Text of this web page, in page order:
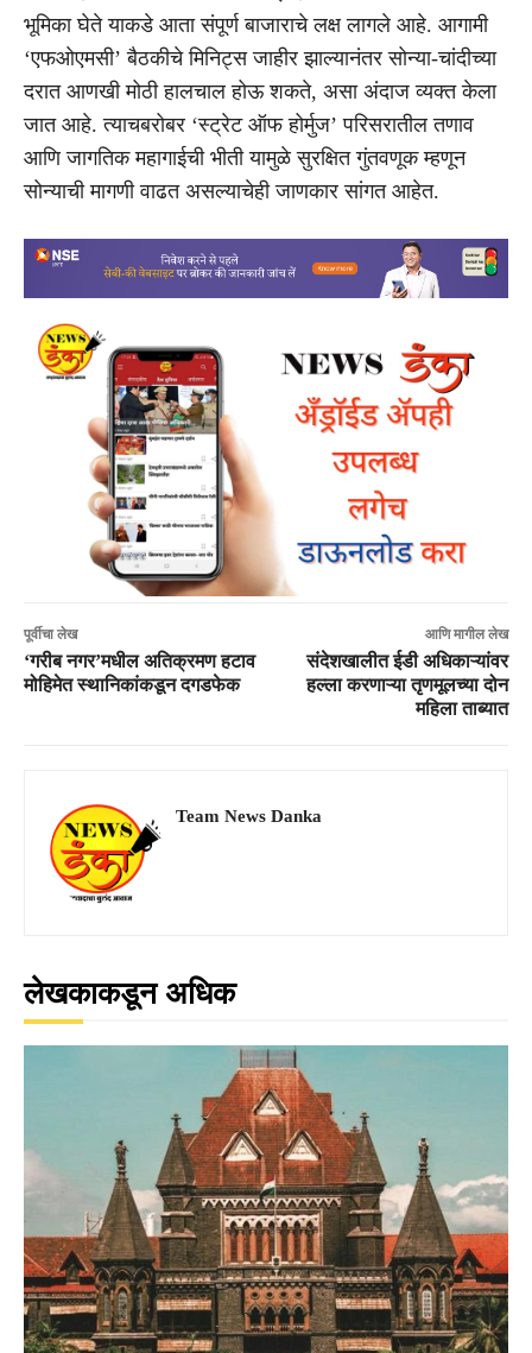
भूमिका घेते याकडे आता संपूर्ण बाजाराचे लक्ष लागले आहे. आगामी
‘एफओएमसी’ बैठकीचे मिनिट्स जाहीर झाल्यानंतर सोन्या-चांदीच्या
दरात आणखी मोठी हालचाल होऊ शकते, असा अंदाज व्यक्त केला
जात आहे. त्याचबरोबर ‘स्ट्रेट ऑफ होर्मुज’ परिसरातील तणाव
आणि जागतिक महागाईची भीती यामुळे सुरक्षित गुंतवणूक म्हणून
सोन्याची मागणी वाढत असल्याचेही जाणकार सांगत आहेत.
पूर्वीचा लेख
‘गरीब नगर’मधील अतिक्रमण हटाव
मोहिमेत स्थानिकांकडून दगडफेक
आणि मागील लेख
संदेशखालीत ईडी अधिकाऱ्यांवर
हल्ला करणाऱ्या तृणमूलच्या दोन
महिला ताब्यात
Team News Danka
लेखकाकडून अधिक